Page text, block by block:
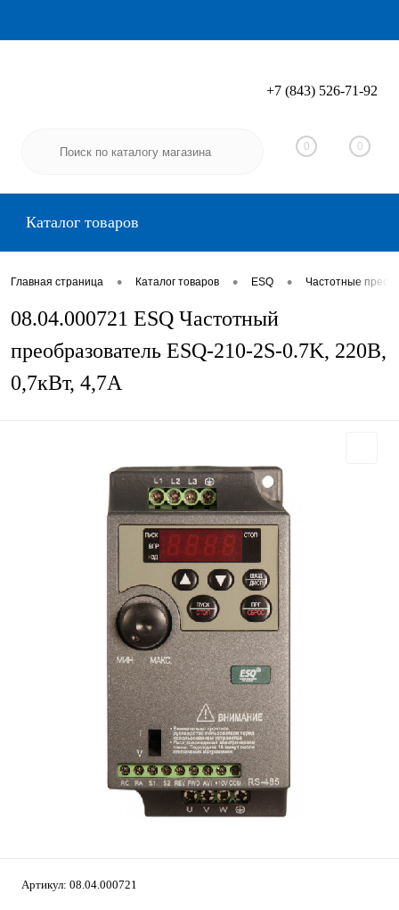
Вход Регистрация
+7 (843) 526-71-92
0 0
Каталог товаров
Главная страница • Каталог товаров • ESQ • Частотные
08.04.000721 ESQ Частотный
преобразователь ESQ-210-2S-0.7K, 220В,
0,7кВт, 4,7А
Артикул: 08.04.000721